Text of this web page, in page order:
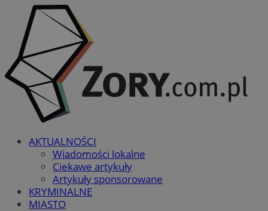
AKTUALNOŚCI
Wiadomości lokalne
Ciekawe artykuły
Artykuły sponsorowane
KRYMINALNE
MIASTO